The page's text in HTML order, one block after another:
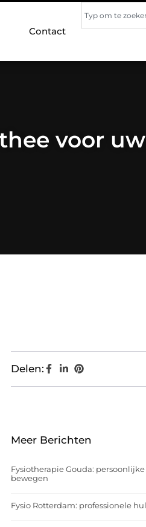
Contact
voor uw
Delen:
Meer Berichten
Fysiotherapie Gouda:
bewegen
Fysio Rotterdam: professionele